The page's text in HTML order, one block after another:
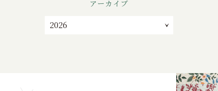
アーカイブ